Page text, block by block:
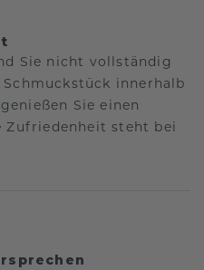
Sie nicht vollständig
innerhalb
Sie einen
Zufriedenheit steht bei